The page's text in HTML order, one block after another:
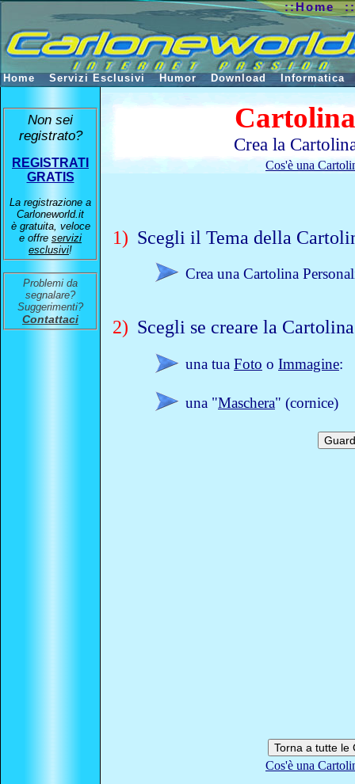
Crea la
Cos'è una
1) Scegli il Tema della
Crea una Cartolina
2) Scegli se creare la
una tua Foto o Immagine:
una "Maschera" (cornice)
Cos'è una
Non sei
registrato?
REGISTRATI
GRATIS
La registrazione a
Carloneworld.it
è gratuita, veloce
e offre servizi
esclusivi!
Problemi da
segnalare?
Suggerimenti?
Contattaci
::Home
Home Servizi Esclusivi Humor Download Informatica